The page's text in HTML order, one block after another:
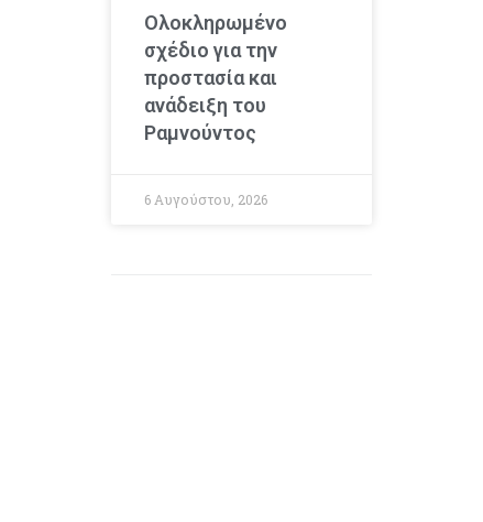
Ολοκληρωμένο
σχέδιο για την
προστασία και
ανάδειξη του
Ραμνούντος
6 Αυγούστου, 2026